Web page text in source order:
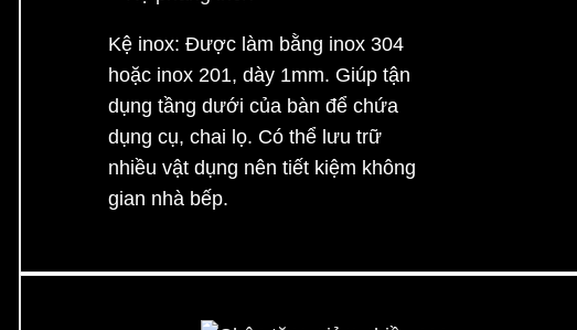
Kệ inox: Được làm bằng inox 304
hoặc inox 201, dày 1mm. Giúp tận
dụng tầng dưới của bàn để chứa
dụng cụ, chai lọ. Có thể lưu trữ
nhiều vật dụng nên tiết kiệm không
gian nhà bếp.